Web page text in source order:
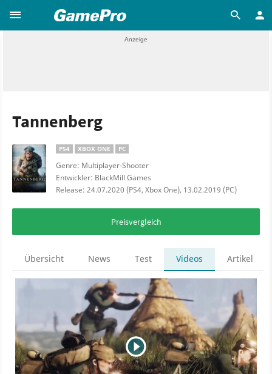
Tannenberg
PS4 XBOX ONE PC
Genre: Multiplayer-Shooter
Entwickler: BlackMill Games
Release: 24.07.2020 (PS4, Xbox One), 13.02.2019 (PC)
Preisvergleich
Übersicht News Test Videos Artikel